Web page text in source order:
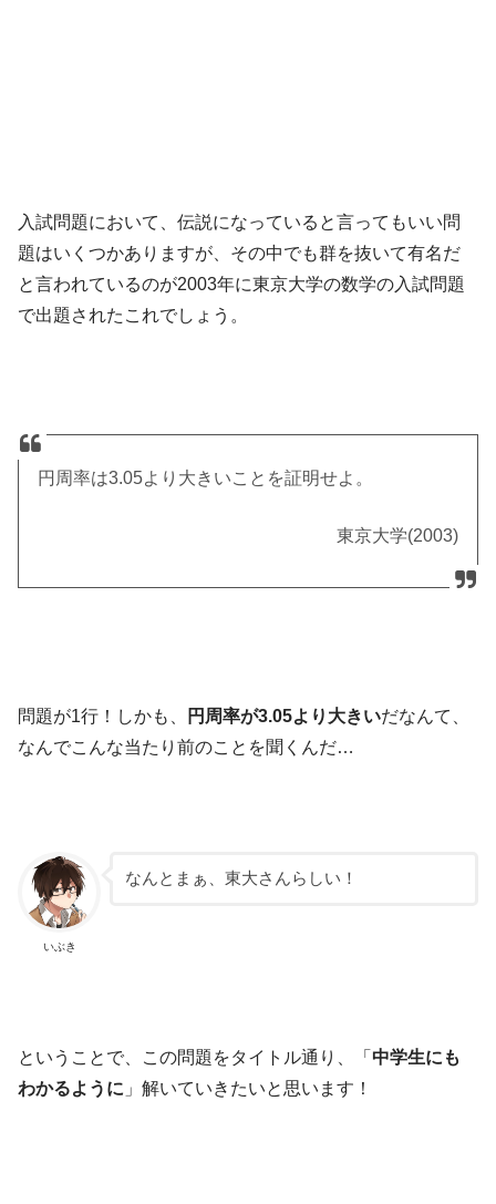
入試問題において、伝説になっていると言ってもいい問
題はいくつかありますが、その中でも群を抜いて有名だ
と言われているのが2003年に東京大学の数学の入試問題
で出題されたこれでしょう。
円周率は3.05より大きいことを証明せよ。
東京大学(2003)
問題が1行！しかも、 円周率が3.05より大きいだなんて、
なんでこんな当たり前のことを聞くんだ…
いぶき
なんとまぁ、東大さんらしい！
ということで、この問題をタイトル通り、「中学生にも
わかるように 」解いていきたいと思います！